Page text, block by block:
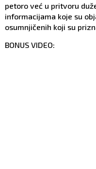
petoro već u pritvoru
informacijama koje su
osumnjičenih koji su
BONUS VIDEO: